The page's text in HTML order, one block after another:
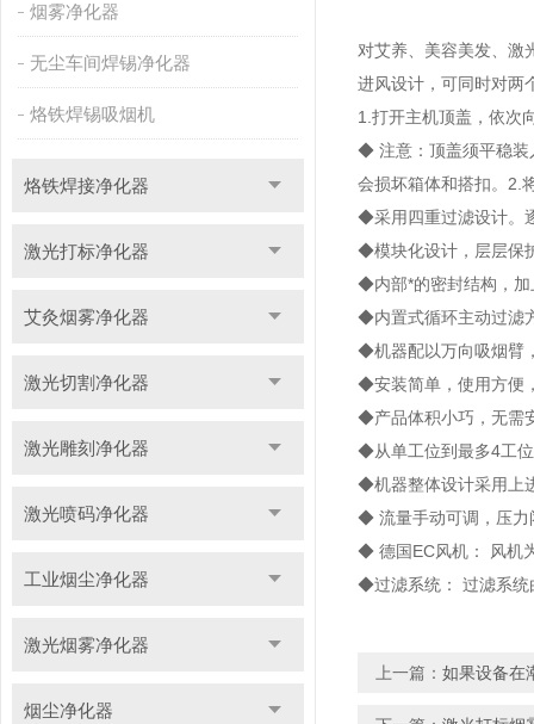
烟雾净化器
无尘车间焊锡净化器
烙铁焊锡吸烟机
烙铁焊接净化器
激光打标净化器
艾灸烟雾净化器
激光切割净化器
激光雕刻净化器
激光喷码净化器
工业烟尘净化器
激光烟雾净化器
烟尘净化器
对艾养、美容美发、激
进风设计，可同时对两
1.打开主机顶盖，依次
◆ 注意：顶盖须平稳装
会损坏箱体和搭扣。2.
◆采用四重过滤设计。
◆模块化设计，层层保
◆内部*的密封结构，加
◆内置式循环主动过滤
◆机器配以万向吸烟臂
◆安装简单，使用方便
◆产品体积小巧，无需
◆从单工位到最多4工
◆机器整体设计采用上
◆ 流量手动可调，压力
◆ 德国EC风机： 风机
◆过滤系统： 过滤系统
上一篇： 如果设备在